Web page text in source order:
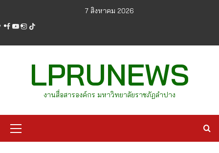
content
7 สิงหาคม 2026
facebook
youtube
instagram
tiktok
LPRUNEWS
งานสื่อสารองค์กร มหาวิทยาลัยราชภัฏลำปาง
Menu